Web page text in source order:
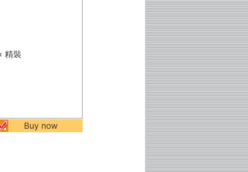
精裝
Buy now